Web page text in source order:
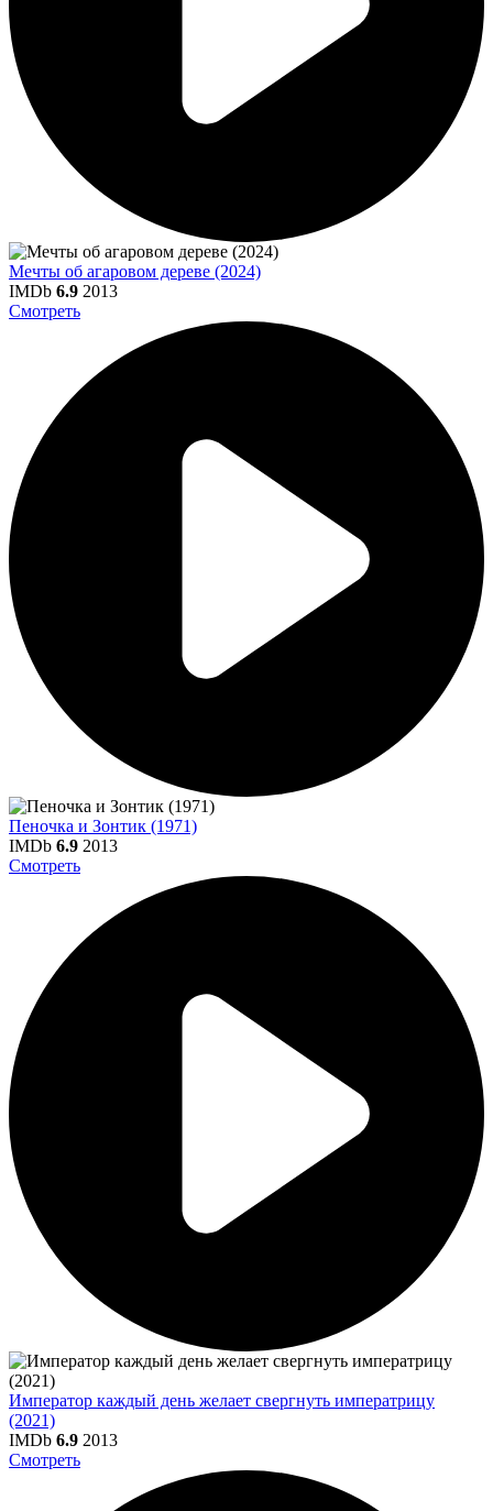
Мечты об агаровом дереве (2024)
IMDb 6.9 2013
Смотреть
Пеночка и Зонтик (1971)
IMDb 6.9 2013
Смотреть
Император каждый день желает свергнуть императрицу
(2021)
IMDb 6.9 2013
Смотреть